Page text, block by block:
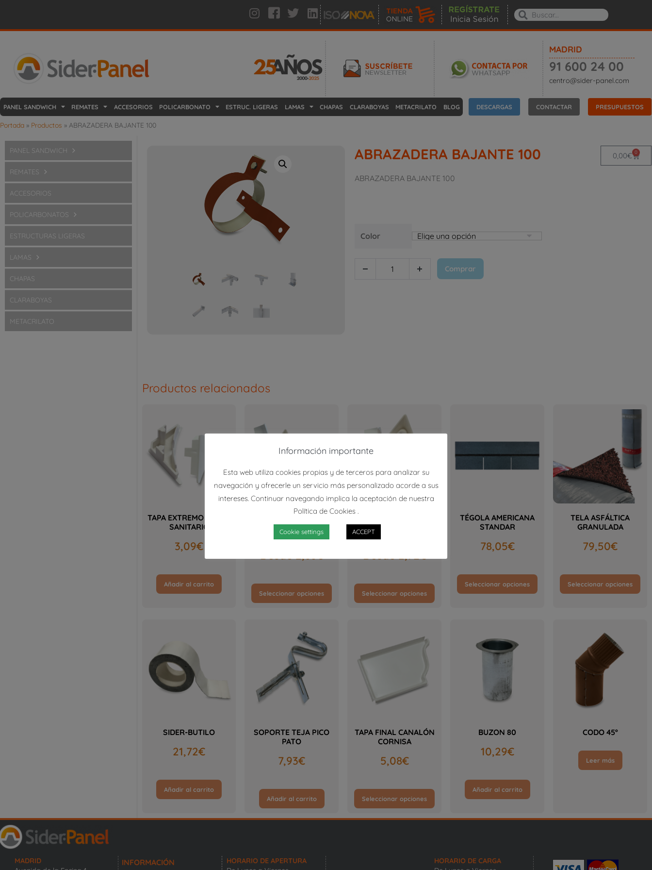
MADRID
91 600 24 00
centro@sider-panel.com
PANEL SANDWICH REMATES ACCESORIOS POLICARBONATO ESTRUC. LIGERAS LAMAS CHAPAS CLARABOYAS METACRILATO BLOG DESCARGAS CONTACTAR PRESUPUESTOS
Portada » Productos » ABRAZADERA BAJANTE 100
PANEL SANDWICH
REMATES
ACCESORIOS
POLICARBONATOS
ESTRUCTURAS LIGERAS
LAMAS
CHAPAS
CLARABOYAS
METACRILATO
ABRAZADERA BAJANTE 100
ABRAZADERA BAJANTE 100
Color
Comprar
0,00€ 0
Productos relacionados
TAPA EXTREMO PERFIL
SANITARIO
3,09€
Añadir al carrito
ESQUINA VÉRTICE PERFIL
SANITARIO 2
DIRECCIONES
Desde 2,66€
Seleccionar opciones
ESQUINA VÉRTICE PERFIL
SANITARIO 3
DIRECCIONES
Desde 2,72€
Seleccionar opciones
TÉGOLA AMERICANA
STANDAR
78,05€
Seleccionar opciones
TELA ASFÁLTICA
GRANULADA
79,50€
Seleccionar opciones
SIDER-BUTILO
21,72€
Añadir al carrito
SOPORTE TEJA PICO
PATO
7,93€
Añadir al carrito
TAPA FINAL CANALÓN
CORNISA
5,08€
Seleccionar opciones
BUZON 80
10,29€
Añadir al carrito
CODO 45º
Leer más
MADRID
INFORMACIÓN
HORARIO DE APERTURA
HORARIO DE CARGA
Información importante
Esta web utiliza cookies propias y de terceros para analizar su
navegación y ofrecerle un servicio más personalizado acorde a sus
intereses. Continuar navegando implica la aceptación de nuestra
Política de Cookies .
Cookie settings ACCEPT